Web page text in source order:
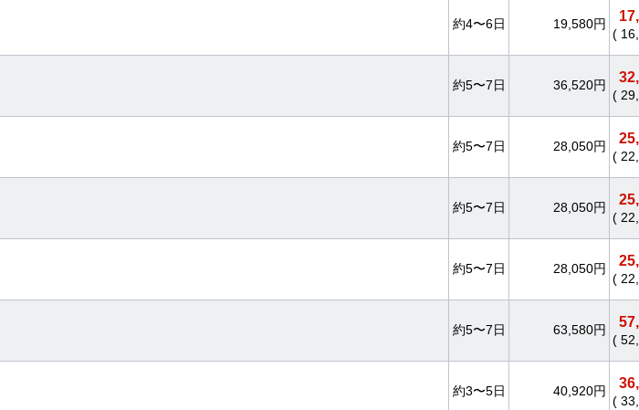
約4〜6日 19,580円
(
約5〜7日 36,520円
(
約5〜7日 28,050円
(
約5〜7日 28,050円
(
約5〜7日 28,050円
(
約5〜7日 63,580円
(
約3〜5日 40,920円
(